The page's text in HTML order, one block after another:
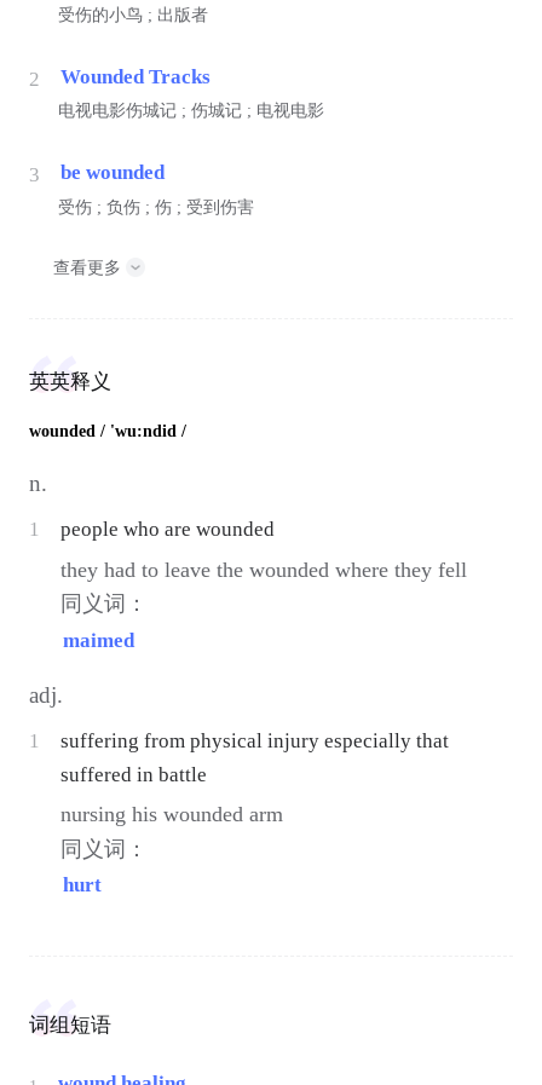
受伤的小鸟 ; 出版者
2 Wounded Tracks
电视电影伤城记 ; 伤城记 ; 电视电影
3 be wounded
受伤 ; 负伤 ; 伤 ; 受到伤害
查看更多
英英释义
wounded / 'wu:ndid /
n.
1 people who are wounded
they had to leave the wounded where they fell
同义词：
maimed
adj.
1
suffering from physical injury especially that
suffered in battle
nursing his wounded arm
同义词：
hurt
词组短语